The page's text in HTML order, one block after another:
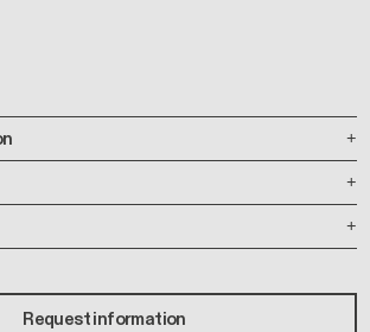
Request information